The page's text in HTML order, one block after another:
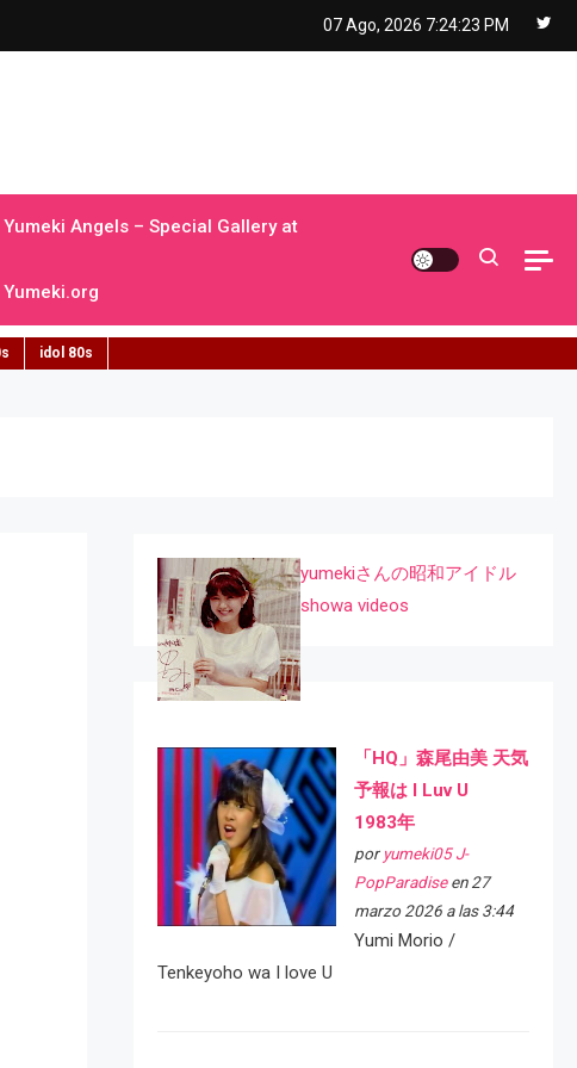
07 Ago, 2026 7:24:24 PM
Yumeki Angels – Special Gallery at
Yumeki.org
idol 80s
yumekiさんの昭和アイドル
showa videos
「HQ」森尾由美 天気
予報は I Luv U
1983年
por yumeki05 J-
PopParadiseen 27
marzo 2026 a las 3:44
Yumi Morio /
Tenkeyoho wa I love U